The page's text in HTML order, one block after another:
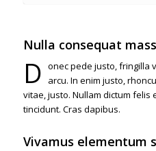
Nulla consequat
D onec pede justo, fringilla
arcu. In enim justo,
vitae, justo. Nullam dictum felis
tincidunt. Cras dapibus.
Vivamus elementum